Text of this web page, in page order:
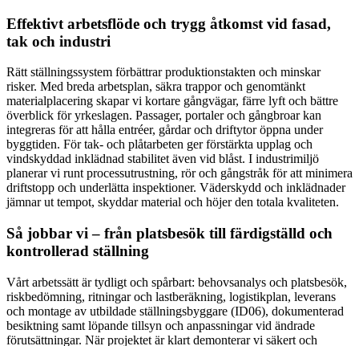
Effektivt arbetsflöde och trygg åtkomst vid fasad,
tak och industri
Rätt ställningssystem förbättrar produktionstakten och minskar
risker. Med breda arbetsplan, säkra trappor och genomtänkt
materialplacering skapar vi kortare gångvägar, färre lyft och bättre
överblick för yrkeslagen. Passager, portaler och gångbroar kan
integreras för att hålla entréer, gårdar och driftytor öppna under
byggtiden. För tak- och plåtarbeten ger förstärkta upplag och
vindskyddad inklädnad stabilitet även vid blåst. I industrimiljö
planerar vi runt processutrustning, rör och gångstråk för att minimera
driftstopp och underlätta inspektioner. Väderskydd och inklädnader
jämnar ut tempot, skyddar material och höjer den totala kvaliteten.
Så jobbar vi – från platsbesök till färdigställd och
kontrollerad ställning
Vårt arbetssätt är tydligt och spårbart: behovsanalys och platsbesök,
riskbedömning, ritningar och lastberäkning, logistikplan, leverans
och montage av utbildade ställningsbyggare (ID06), dokumenterad
besiktning samt löpande tillsyn och anpassningar vid ändrade
förutsättningar. När projektet är klart demonterar vi säkert och